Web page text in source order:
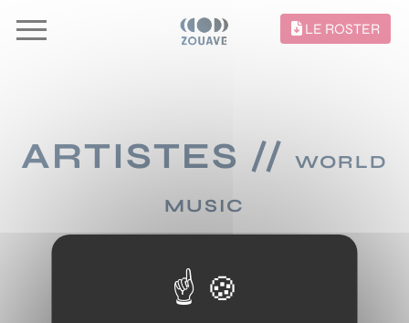
LE ROSTER
ARTISTES // WORLD
MUSIC
GENRE MUSICAL